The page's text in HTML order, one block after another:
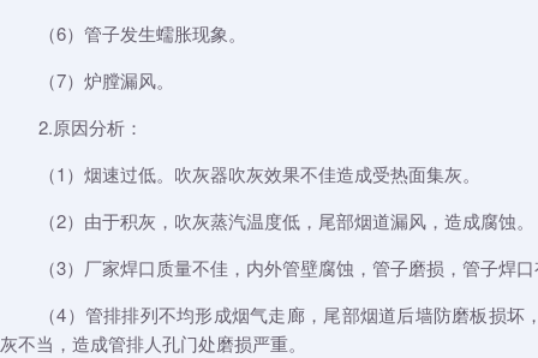
（6）管子发生蠕胀现象。
（7）炉膛漏风。
2.原因分析：
（1）烟速过低。吹灰器吹灰效果不佳造成受热面集灰。
（2）由于积灰，吹灰蒸汽温度低，尾部烟道漏风，造成腐蚀。
（3）厂家焊口质量不佳，内外管壁腐蚀，管子磨损，管子焊
（4）管排排列不均形成烟气走廊，尾部烟道后墙防磨板损
灰不当，造成管排人孔门处磨损严重。